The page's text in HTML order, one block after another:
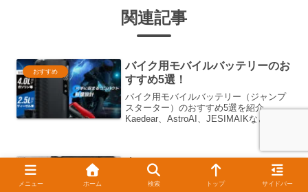
関連記事
おすすめ
バイク用モバイルバッテリーのお
すすめ5選！
バイク用モバイルバッテリー（ジャンプ
スターター）のおすすめ5選を紹介。
Kaedear、AstroAI、JESIMAIKなど人気
おすすめ
車のバッテリー75D23Lのおすす
め5選！
メニュー ホーム 検索 トップ サイドバー